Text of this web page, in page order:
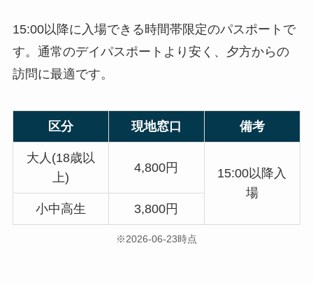
15:00以降に入場できる時間帯限定のパスポートで
す。通常のデイパスポートより安く、夕方からの
訪問に最適です。
区分 現地窓口 備考
大人(18歳以
上)
4,800円
15:00以降入
場
小中高生
3,800円
※2026-06-23時点